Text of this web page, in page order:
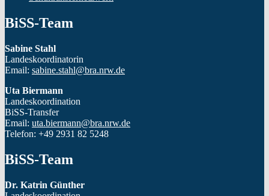
BiSS-Team
Sabine Stahl
Landeskoordinatorin
Email: sabine.stahl@bra.nrw.de
Uta Biermann
Landeskoordination
BiSS-Transfer
Email: uta.biermann@bra.nrw.de
Telefon: +49 2931 82 5248
BiSS-Team
Dr. Katrin Günther